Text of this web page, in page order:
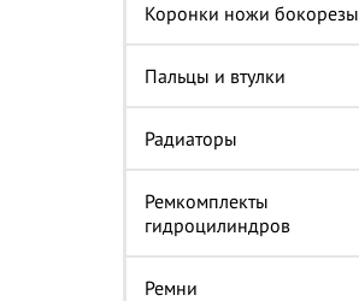
Коронки ножи бокорезы
Пальцы и втулки
Радиаторы
Ремкомплекты
гидроцилиндров
Ремни